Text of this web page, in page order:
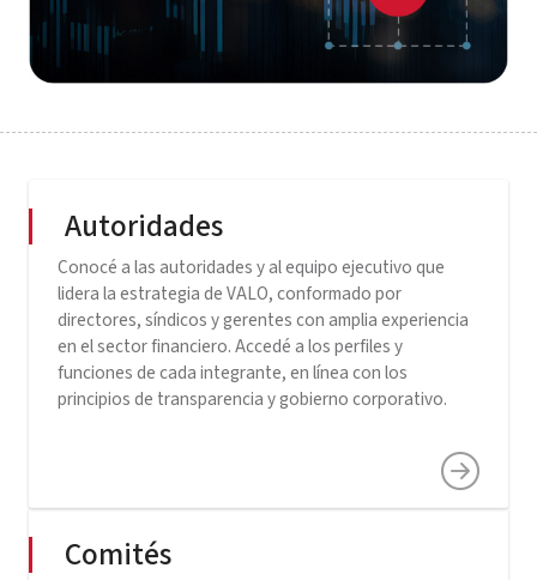
Autoridades
Conocé a las autoridades y al equipo ejecutivo que
lidera la estrategia de VALO, conformado por
directores, síndicos y gerentes con amplia experiencia
en el sector financiero. Accedé a los perfiles y
funciones de cada integrante, en línea con los
principios de transparencia y gobierno corporativo.
Comités